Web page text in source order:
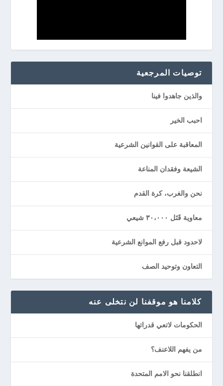
توصيات المرجعیة
والذين جاهدوا فينا
احبب الخير
المعاقبة على القوانين الشرعية
الشيعة وفقدان المناعة
نحن والغرب، كرة القدم
معاوية قَتَل ٣٠،٠٠٠ شيعي
لاحدود قبل رفع الموانع الشرعية
التعاون وتوحيد الصف
كلامنا هو موقفنا لن نتخلى عنه
الحكومات لاتعي قدراتها
من يفهم اللاعنف؟
انطلقنا نحو الامم المتحدة